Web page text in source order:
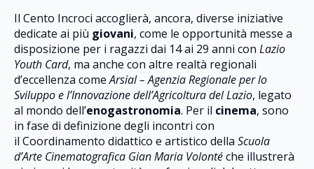
Il Cento Incroci accoglierà, ancora, diverse iniziative
dedicate ai più giovani, come le opportunità messe a
disposizione per i ragazzi dai 14 ai 29 anni con Lazio
Youth Card, ma anche con altre realtà regionali
d’eccellenza comeArsial – Agenzia Regionale per lo
Sviluppo e l’Innovazione dell’Agricoltura del Lazio, legato
al mondo dell’enogastronomia. Per il cinema, sono
in fase di definizione degli incontri con
il Coordinamento didattico e artistico della Scuola
d’Arte Cinematografica Gian Maria Volontéche illustrerà